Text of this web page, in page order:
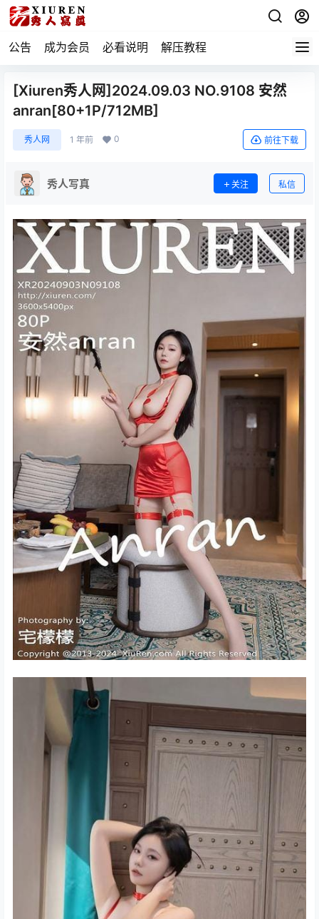
公告 成为会员 必看说明 解压教程
[Xiuren秀人网]2024.09.03 NO.9108 安然
anran[80+1P/712MB]
秀人网 1 年前 0 前往下载
秀人写真 关注 私信